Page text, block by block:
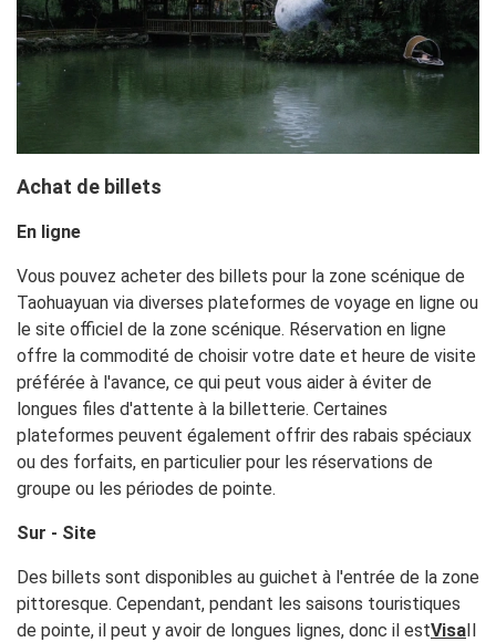
Achat de billets
En ligne
Vous pouvez acheter des billets pour la zone scénique de
Taohuayuan via diverses plateformes de voyage en ligne ou
le site officiel de la zone scénique. Réservation en ligne
offre la commodité de choisir votre date et heure de visite
préférée à l'avance, ce qui peut vous aider à éviter de
longues files d'attente à la billetterie. Certaines
plateformes peuvent également offrir des rabais spéciaux
ou des forfaits, en particulier pour les réservations de
groupe ou les périodes de pointe.
Sur - Site
Des billets sont disponibles au guichet à l'entrée de la zone
pittoresque. Cependant, pendant les saisons touristiques
de pointe, il peut y avoir de longues lignes, donc il estVisaIl